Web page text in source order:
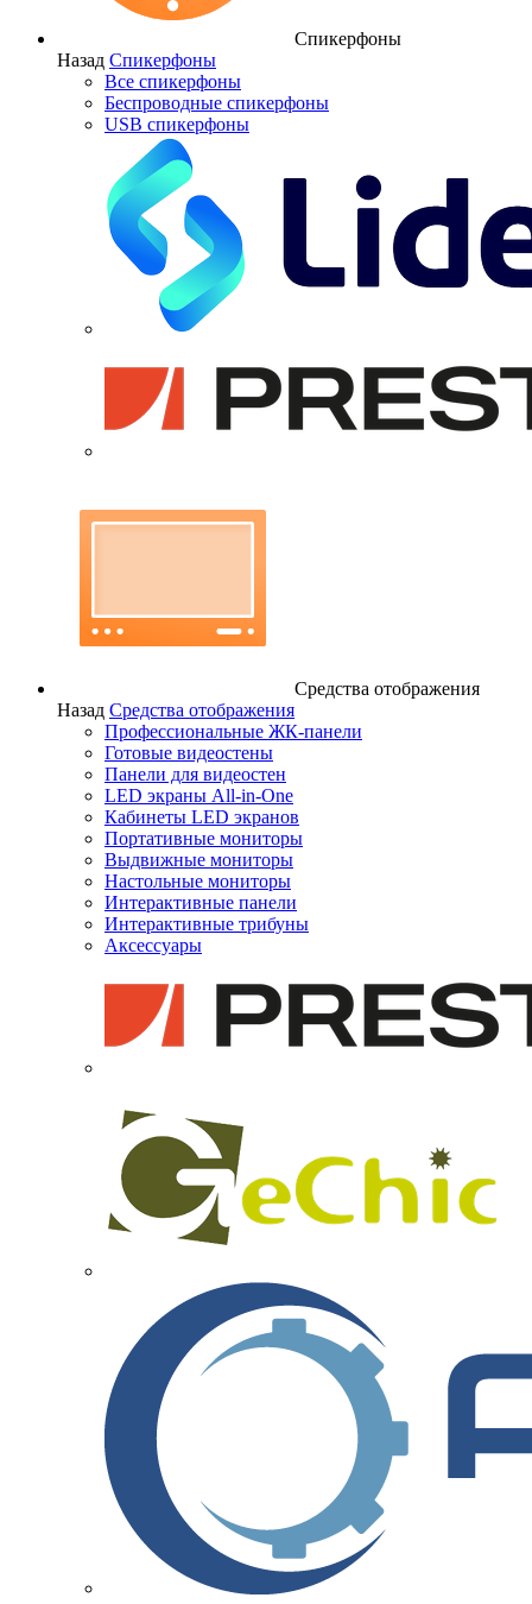
Спикерфоны
Назад Спикерфоны
Все спикерфоны
Беспроводные спикерфоны
USB спикерфоны
Средства отображения
Назад Средства отображения
Профессиональные ЖК-панели
Готовые видеостены
Панели для видеостен
LED экраны All-in-One
Кабинеты LED экранов
Портативные мониторы
Выдвижные мониторы
Настольные мониторы
Интерактивные панели
Интерактивные трибуны
Аксессуары